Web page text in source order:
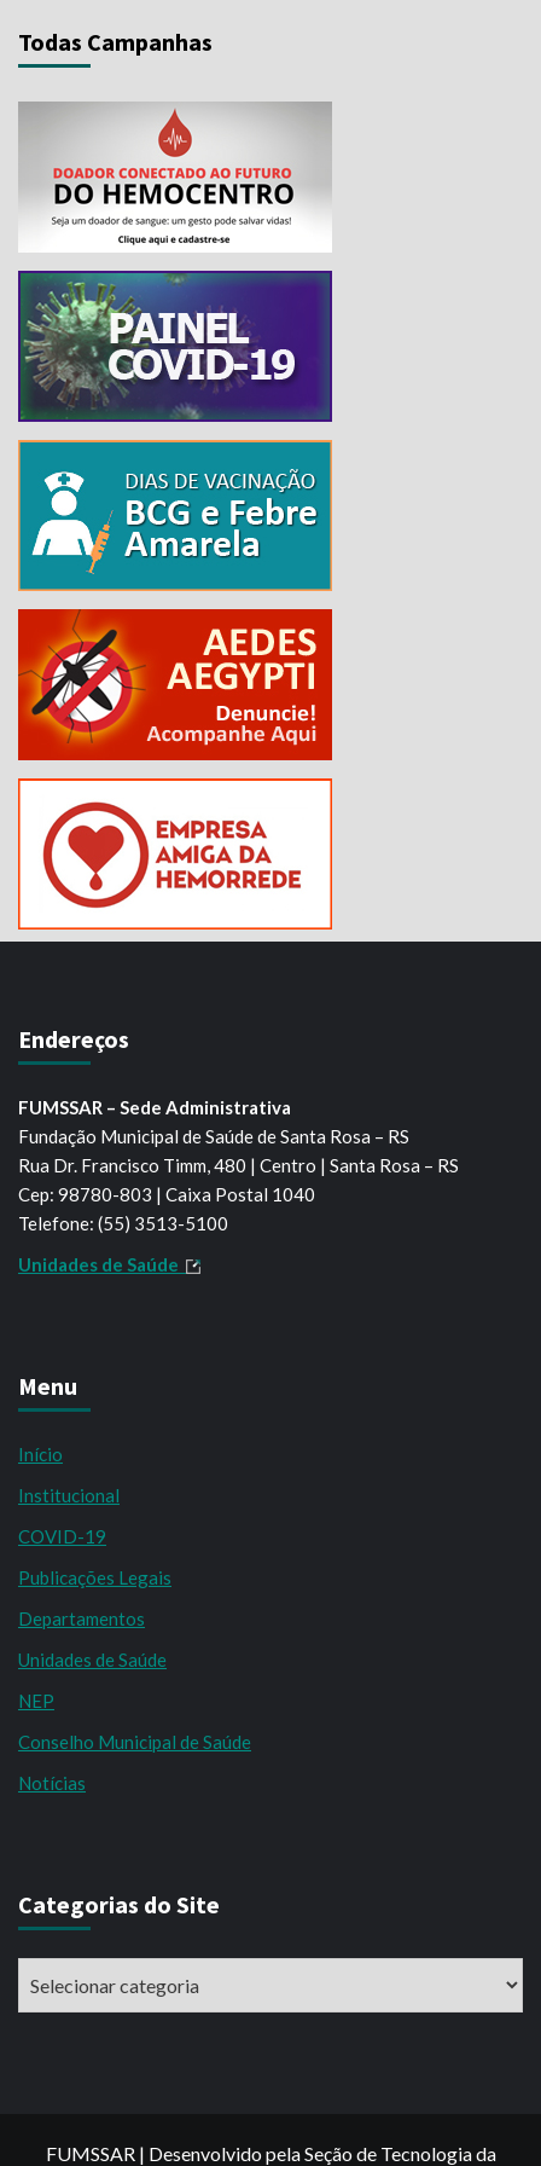
Todas Campanhas
Endereços
FUMSSAR – Sede Administrativa
Fundação Municipal de Saúde de Santa Rosa – RS
Rua Dr. Francisco Timm, 480 | Centro | Santa Rosa – RS
Cep: 98780-803 | Caixa Postal 1040
Telefone: (55) 3513-5100
Unidades de Saúde
Menu
Início
Institucional
COVID-19
Publicações Legais
Departamentos
Unidades de Saúde
NEP
Conselho Municipal de Saúde
Notícias
Categorias do Site
FUMSSAR | Desenvolvido pela Seção de Tecnologia da